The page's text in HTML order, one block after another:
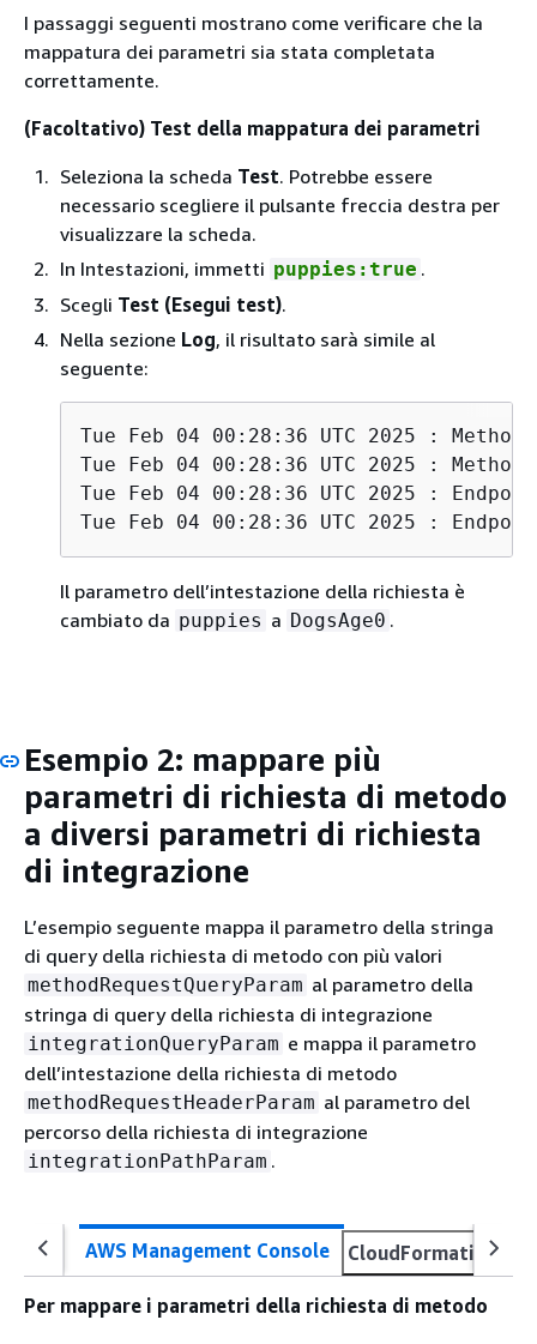
I passaggi seguenti mostrano come verificare che la
mappatura dei parametri sia stata completata
correttamente.
(Facoltativo) Test della mappatura dei parametri
Seleziona la scheda Test. Potrebbe essere
necessario scegliere il pulsante freccia destra per
visualizzare la scheda.
In Intestazioni, immetti puppies:true .
Scegli Test (Esegui test).
Nella sezione Log, il risultato sarà simile al
seguente:
Tue Feb 04 00:28:36 UTC 2025 :
Tue Feb 04 00:28:36 UTC 2025 :
Tue Feb 04 00:28:36 UTC 2025 :
Tue Feb 04 00:28:36 UTC 2025 :
Il parametro dell’intestazione della richiesta è
cambiato da puppies a DogsAge0 .
Esempio 2: mappare più
parametri di richiesta di metodo
a diversi parametri di richiesta
di integrazione
L’esempio seguente mappa il parametro della stringa
di query della richiesta di metodo con più valori
methodRequestQueryParam al parametro della
stringa di query della richiesta di integrazione
integrationQueryParam e mappa il parametro
dell’intestazione della richiesta di metodo
methodRequestHeaderParam al parametro del
percorso della richiesta di integrazione
integrationPathParam .
AWS Management Console CloudFormation
Per mappare i parametri della richiesta di metodo